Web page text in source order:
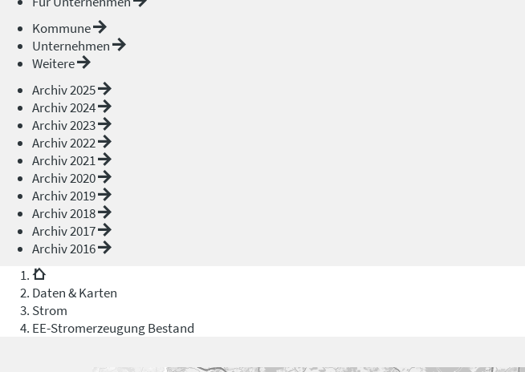
Kommune
Unternehmen
Weitere
Archiv 2025
Archiv 2024
Archiv 2023
Archiv 2022
Archiv 2021
Archiv 2020
Archiv 2019
Archiv 2018
Archiv 2017
Archiv 2016
Daten & Karten
Strom
EE-Stromerzeugung Bestand